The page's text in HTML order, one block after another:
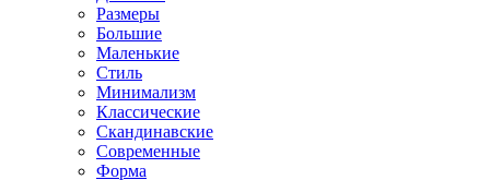
Размеры
Большие
Маленькие
Стиль
Минимализм
Классические
Скандинавские
Современные
Форма